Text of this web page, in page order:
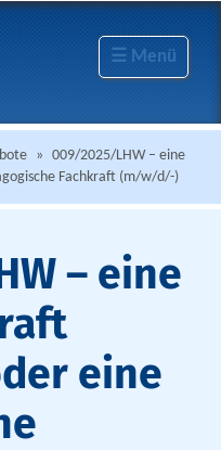
☰ Menü
»
009/2025/LHW – eine
Fachkraft (m/w/d/-)
– eine
eine